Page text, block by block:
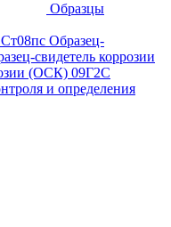
Образцы
Образец-
свидетель коррозии
(ОСК) 09Г2С
и определения